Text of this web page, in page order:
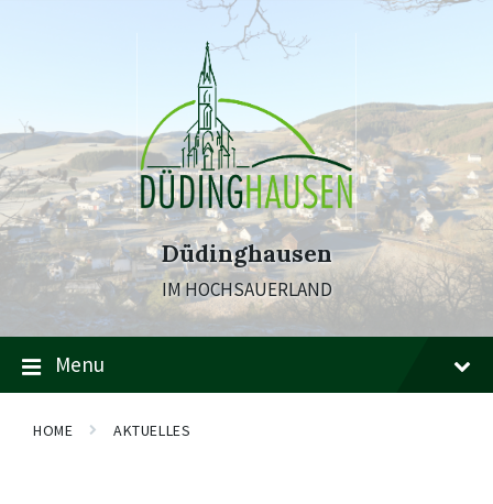
Düdinghausen
IM HOCHSAUERLAND
Menu
HOME AKTUELLES